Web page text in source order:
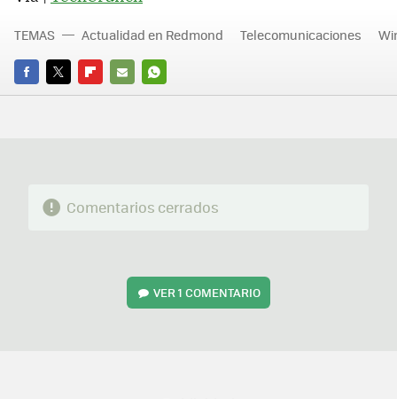
FACEBOOK
TWITTERFLIPBOARD
E-
WHATSAPP
TEMAS Actualidad en Redmond Telecomunicaciones
Comentarios cerrados
VER1 COMENTARIO